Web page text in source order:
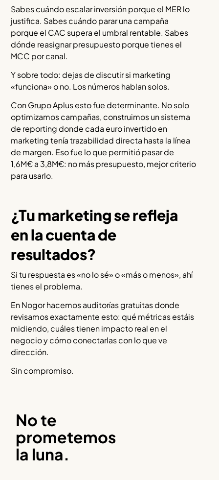
Sabes cuándo escalar inversión porque el MER lo
justifica. Sabes cuándo parar una campaña
porque el CAC supera el umbral rentable. Sabes
dónde reasignar presupuesto porque tienes el
MCC por canal.
Y sobre todo: dejas de discutir si marketing
«funciona» o no. Los números hablan solos.
Con Grupo Aplus esto fue determinante. No solo
optimizamos campañas, construimos un sistema
de reporting donde cada euro invertido en
marketing tenía trazabilidad directa hasta la línea
de margen. Eso fue lo que permitió pasar de
1,6M€ a 3,8M€: no más presupuesto, mejor criterio
para usarlo.
¿Tu marketing se refleja
en la cuenta de
resultados?
Si tu respuesta es «no lo sé» o «más o menos», ahí
tienes el problema.
En Nogor hacemos auditorías gratuitas donde
revisamos exactamente esto: qué métricas estáis
midiendo, cuáles tienen impacto real en el
negocio y cómo conectarlas con lo que ve
dirección.
Sin compromiso.
No te
prometemos
la luna.